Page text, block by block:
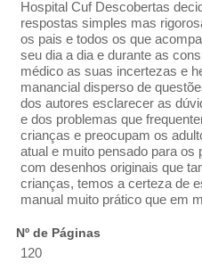
Hospital Cuf Descobertas
respostas simples mas
os pais e todos os que
seu dia a dia e durante as
médico as suas incertezas e
manancial disperso de
dos autores esclarecer as
e dos problemas que
crianças e preocupam os
atual e muito pensado para os
com desenhos originais que
crianças, temos a certeza de
manual muito prático que em
Nº de Páginas
120